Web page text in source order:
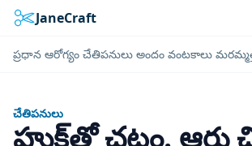
JaneCraft
ప్రధాన ఆరోగ్యం చేతిపనులు అందం వంటకాలు
చేతిపనులు
హుక్‌తో చట్రం. ఆరు